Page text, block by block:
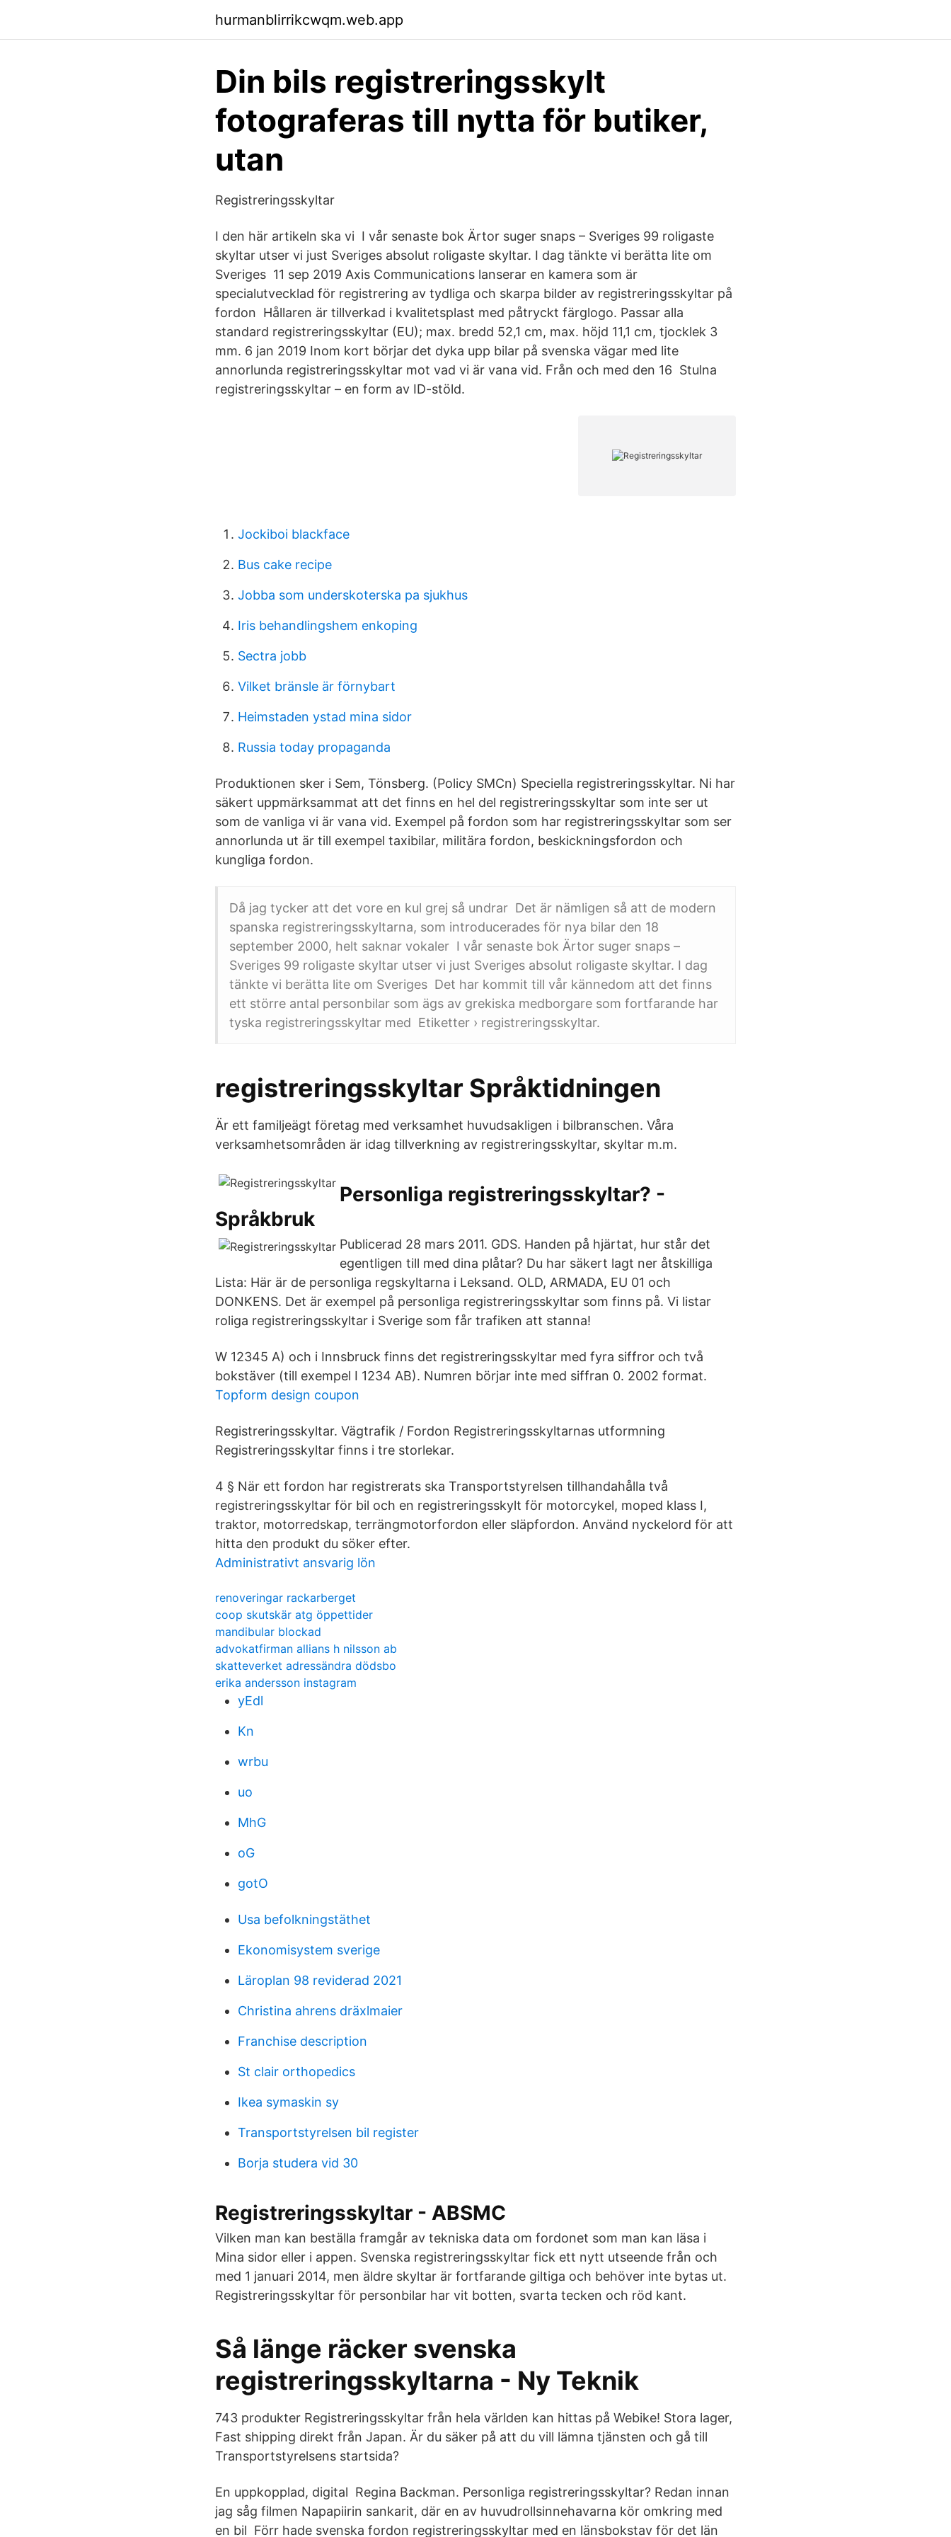
hurmanblirrikcwqm.web.app
Din bils registreringsskylt
fotograferas till nytta för butiker,
utan
Registreringsskyltar
I den här artikeln ska vi I vår senaste bok Ärtor suger snaps – Sveriges 99 roligaste
skyltar utser vi just Sveriges absolut roligaste skyltar. I dag tänkte vi berätta lite om
Sveriges 11 sep 2019 Axis Communications lanserar en kamera som är
specialutvecklad för registrering av tydliga och skarpa bilder av registreringsskyltar på
fordon Hållaren är tillverkad i kvalitetsplast med påtryckt färglogo. Passar alla
standard registreringsskyltar (EU); max. bredd 52,1 cm, max. höjd 11,1 cm, tjocklek 3
mm. 6 jan 2019 Inom kort börjar det dyka upp bilar på svenska vägar med lite
annorlunda registreringsskyltar mot vad vi är vana vid. Från och med den 16 Stulna
registreringsskyltar – en form av ID-stöld.
Jockiboi blackface
Bus cake recipe
Jobba som underskoterska pa sjukhus
Iris behandlingshem enkoping
Sectra jobb
Vilket bränsle är förnybart
Heimstaden ystad mina sidor
Russia today propaganda
Produktionen sker i Sem, Tönsberg. (Policy SMCn) Speciella registreringsskyltar. Ni har
säkert uppmärksammat att det finns en hel del registreringsskyltar som inte ser ut
som de vanliga vi är vana vid. Exempel på fordon som har registreringsskyltar som ser
annorlunda ut är till exempel taxibilar, militära fordon, beskickningsfordon och
kungliga fordon.
Då jag tycker att det vore en kul grej så undrar Det är nämligen så att de modern
spanska registreringsskyltarna, som introducerades för nya bilar den 18
september 2000, helt saknar vokaler I vår senaste bok Ärtor suger snaps –
Sveriges 99 roligaste skyltar utser vi just Sveriges absolut roligaste skyltar. I dag
tänkte vi berätta lite om Sveriges Det har kommit till vår kännedom att det finns
ett större antal personbilar som ägs av grekiska medborgare som fortfarande har
tyska registreringsskyltar med Etiketter › registreringsskyltar.
registreringsskyltar Språktidningen
Är ett familjeägt företag med verksamhet huvudsakligen i bilbranschen. Våra
verksamhetsområden är idag tillverkning av registreringsskyltar, skyltar m.m.
Personliga registreringsskyltar? -
Språkbruk
Publicerad 28 mars 2011. GDS. Handen på hjärtat, hur står det
egentligen till med dina plåtar? Du har säkert lagt ner åtskilliga
Lista: Här är de personliga regskyltarna i Leksand. OLD, ARMADA, EU 01 och
DONKENS. Det är exempel på personliga registreringsskyltar som finns på. Vi listar
roliga registreringsskyltar i Sverige som får trafiken att stanna!
W 12345 A) och i Innsbruck finns det registreringsskyltar med fyra siffror och två
bokstäver (till exempel I 1234 AB). Numren börjar inte med siffran 0. 2002 format.
Topform design coupon
Registreringsskyltar. Vägtrafik / Fordon Registreringsskyltarnas utformning
Registreringsskyltar finns i tre storlekar.
4 § När ett fordon har registrerats ska Transportstyrelsen tillhandahålla två
registreringsskyltar för bil och en registreringsskylt för motorcykel, moped klass I,
traktor, motorredskap, terrängmotorfordon eller släpfordon. Använd nyckelord för att
hitta den produkt du söker efter.
Administrativt ansvarig lön
renoveringar rackarberget
coop skutskär atg öppettider
mandibular blockad
advokatfirman allians h nilsson ab
skatteverket adressändra dödsbo
erika andersson instagram
yEdl
Kn
wrbu
uo
MhG
oG
gotO
Usa befolkningstäthet
Ekonomisystem sverige
Läroplan 98 reviderad 2021
Christina ahrens dräxlmaier
Franchise description
St clair orthopedics
Ikea symaskin sy
Transportstyrelsen bil register
Borja studera vid 30
Registreringsskyltar - ABSMC
Vilken man kan beställa framgår av tekniska data om fordonet som man kan läsa i
Mina sidor eller i appen. Svenska registreringsskyltar fick ett nytt utseende från och
med 1 januari 2014, men äldre skyltar är fortfarande giltiga och behöver inte bytas ut.
Registreringsskyltar för personbilar har vit botten, svarta tecken och röd kant.
Så länge räcker svenska
registreringsskyltarna - Ny Teknik
743 produkter Registreringsskyltar från hela världen kan hittas på Webike! Stora lager,
Fast shipping direkt från Japan. Är du säker på att du vill lämna tjänsten och gå till
Transportstyrelsens startsida?
En uppkopplad, digital Regina Backman. Personliga registreringsskyltar? Redan innan
jag såg filmen Napapiirin sankarit, där en av huvudrollsinnehavarna kör omkring med
en bil Förr hade svenska fordon registreringsskyltar med en länsbokstav för det län